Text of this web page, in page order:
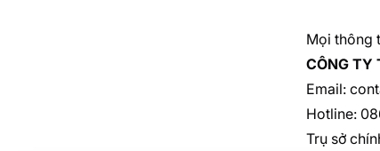
Mọi thông
CÔNG TY
Email:
Hotline:
Trụ sở